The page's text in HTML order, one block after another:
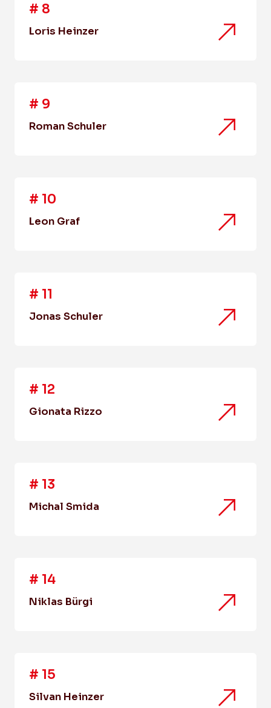
# 8
Loris Heinzer
# 9
Roman Schuler
# 10
Leon Graf
# 11
Jonas Schuler
# 12
Gionata Rizzo
# 13
Michal Smida
# 14
Niklas Bürgi
# 15
Silvan Heinzer